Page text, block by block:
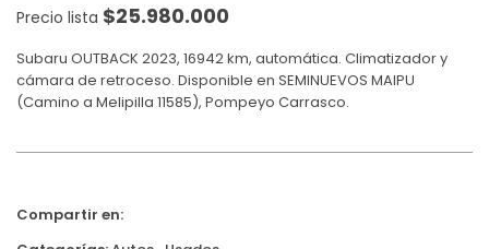
Precio lista $25.980.000
Subaru OUTBACK 2023, 16942 km, automática. Climatizador y
cámara de retroceso. Disponible en SEMINUEVOS MAIPU
(Camino a Melipilla 11585), Pompeyo Carrasco.
Compartir en: